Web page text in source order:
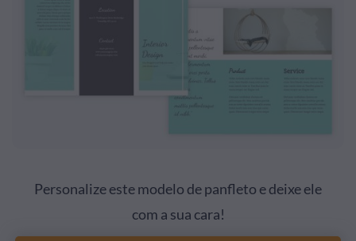
Personalize este modelo de panfleto e deixe ele
com a sua cara!